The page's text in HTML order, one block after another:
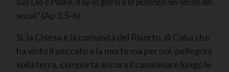
secoli”(Ap 1,5-6).
Sì, la Chiesa è la comunità del Risorto, di Colui che
ha vinto il peccato e la morte ma per noi, pellegrini
sulla terra, comporta ancora il camminare lungo le